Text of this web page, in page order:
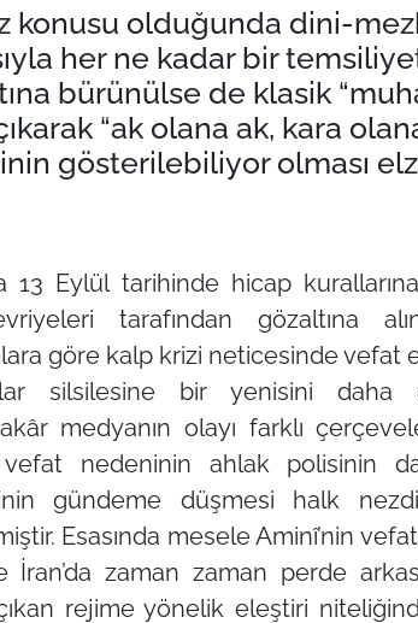
konusu olduğunda dini-
her ne kadar bir
bürünülse de klasik
“ak olana ak, kara
gösterilebiliyor olması
13 Eylül tarihinde hicap
tarafından gözaltına
göre kalp krizi neticesinde
silsilesine bir yenisini
medyanın olayı farklı
vefat nedeninin ahlak polisinin
gündeme düşmesi halk
Esasında mesele Aminî’nin
İran’da zaman zaman perde
rejime yönelik eleştiri